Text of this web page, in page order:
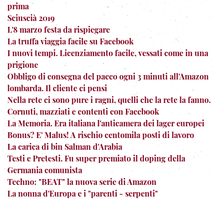
prima
Sciuscià 2019
L'8 marzo festa da rispiegare
La truffa viaggia facile su Facebook
I nuovi tempi. Licenziamento facile, vessati come in una
prigione
Obbligo di consegna del pacco ogni 3 minuti all'Amazon
lombarda. Il cliente ci pensi
Nella rete ci sono pure i ragni, quelli che la rete la fanno.
Cornuti, mazziati e contenti con Facebook
La Memoria. Era italiana l'anticamera dei lager europei
Bonus? E' Malus! A rischio centomila posti di lavoro
La carica di bin Salman d'Arabia
Testi e Pretesti. Fu super premiato il doping della
Germania comunista
Techno: "BEAT" la nuova serie di Amazon
La nonna d'Europa e i "parenti - serpenti"